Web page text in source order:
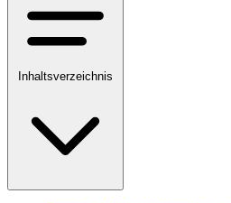
Inhaltsverzeichnis